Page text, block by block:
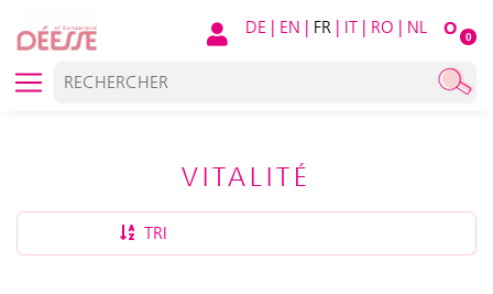
O 0
DE | EN | FR | IT | RO | NL
VITALITÉ
TRI